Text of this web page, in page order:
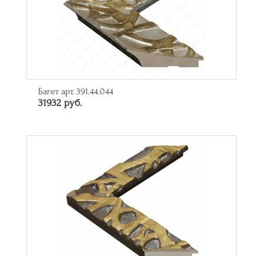
Багет арт. 391.44.044
31932 руб.